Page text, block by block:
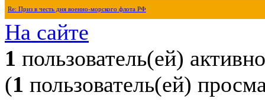
Re: Приз в честь дня военно-морского флота РФ
На сайте
1 пользователь(ей) активно
(1 пользователь(ей)